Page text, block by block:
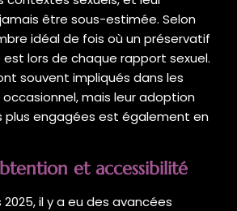
être sous-estimée. Selon
idéal de fois où un préservatif
lors de chaque rapport sexuel.
souvent impliqués dans les
mais leur adoption
plus engagées est également en
et accessibilité
2025, il y a eu des avancées